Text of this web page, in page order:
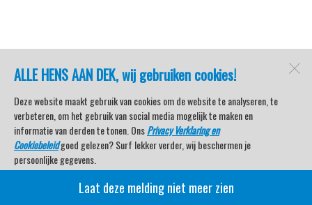
ALLE HENS AAN DEK, wij gebruiken cookies!
Deze website maakt gebruik van cookies om de website te analyseren, te
verbeteren, om het gebruik van social media mogelijk te maken en
informatie van derden te tonen. OnsPrivacy Verklaring en
Cookiebeleidgoed gelezen? Surf lekker verder, wij beschermen je
persoonlijke gegevens.
Veel kijkplezier met Watersport TV Beleving & Nieuws!
Laat deze melding niet meer zien